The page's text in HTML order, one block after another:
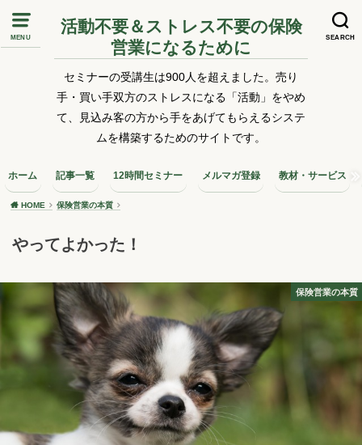
MENU SEARCH
活動不要＆ストレス不要の保険
営業になるために
セミナーの受講生は900人を超えました。売り
手・買い手双方のストレスになる「活動」をやめ
て、見込み客の方から手をあげてもらえるシステ
ムを構築するためのサイトです。
ホーム 記事一覧 12時間セミナー メルマガ登録 教材・サービス
HOME 保険営業の本質
やってよかった！
保険営業の本質